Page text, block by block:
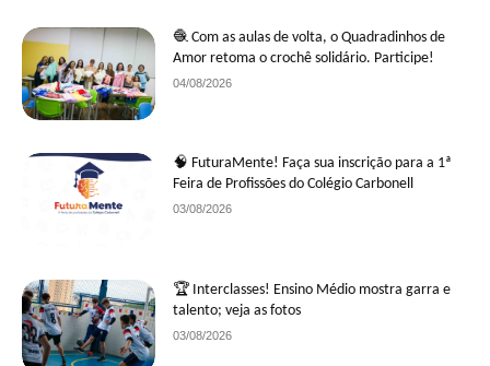
🧶 Com as aulas de volta, o Quadradinhos de
Amor retoma o crochê solidário. Participe!
04/08/2026
🧠 FuturaMente! Faça sua inscrição para a 1ª
Feira de Profissões do Colégio Carbonell
03/08/2026
🏆 Interclasses! Ensino Médio mostra garra e
talento; veja as fotos
03/08/2026